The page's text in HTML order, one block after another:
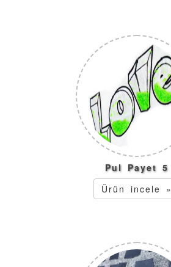
Pul Payet 5
Ürün incele »